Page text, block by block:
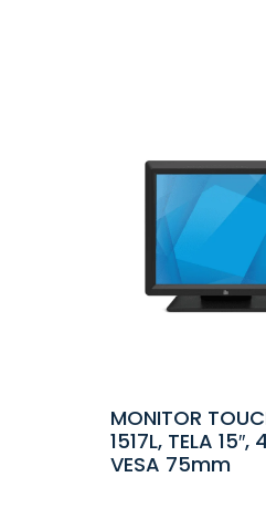
MONITOR
1517L, TELA 15″,
VESA 75mm